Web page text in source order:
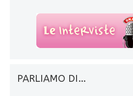
PARLIAMO DI…